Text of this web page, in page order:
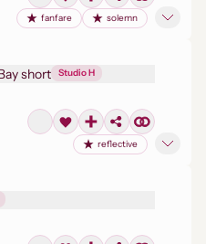
fanfare solemn
short Studio H
reflective